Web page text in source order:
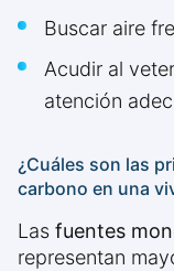
Buscar aire
Acudir al
atención
¿Cuáles son las
carbono en una
Las fuentes
representan